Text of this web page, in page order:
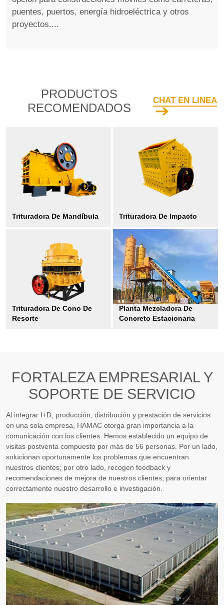
puentes, puertos, energía hidroeléctrica y otros
proyectos....
PRODUCTOS
RECOMENDADOS
CHAT EN LINEA
Trituradora De Mandíbula Trituradora De Impacto
Trituradora De Cono De
Resorte
Planta Mezcladora De
Concreto Estacionaria
FORTALEZA EMPRESARIAL Y
SOPORTE DE SERVICIO
Al integrar I+D, producción, distribución y prestación de servicios
en una sola empresa, HAMAC otorga gran importancia a la
comunicación con los clientes. Hemos establecido un equipo de
visitas postventa compuesto por más de 56 personas. Por un lado,
solucionan oportunamente los problemas que encuentran
nuestros clientes; por otro lado, recogen feedback y
recomendaciones de mejora de nuestros clientes, para orientar
correctamente nuestro desarrollo e investigación.